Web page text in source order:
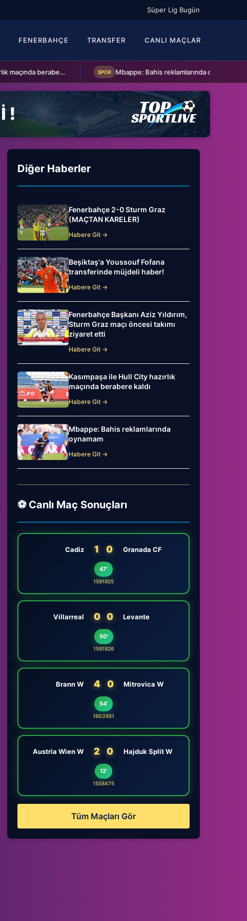
Süper Lig Bugün
FENERBAHÇE TRANSFER CANLI MAÇLAR
Kasımpaşa ile Hull City hazırlık maçında berabere kaldı Mbappe: Bahis reklamlarında oynamam
Diğer Haberler
Fenerbahçe 2-0 Sturm Graz
(MAÇTAN KARELER)
Habere Git →
Beşiktaş'a Youssouf Fofana
transferinde müjdeli haber!
Habere Git →
Fenerbahçe Başkanı Aziz Yıldırım,
Sturm Graz maçı öncesi takımı
ziyaret etti
Habere Git →
Kasımpaşa ile Hull City hazırlık
maçında berabere kaldı
Habere Git →
Mbappe: Bahis reklamlarında
oynamam
Habere Git →
⚽ Canlı Maç Sonuçları
Cadiz 1 0 Granada CF
47'
1591925
Villarreal 0 0 Levante
50'
1591926
Brann W 4 0 Mitrovica W
54'
1603951
Austria Wien W 2 0 Hajduk Split W
12'
1558475
Tüm Maçları Gör